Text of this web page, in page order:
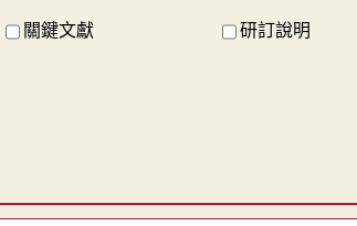
關鍵文獻 研訂說明